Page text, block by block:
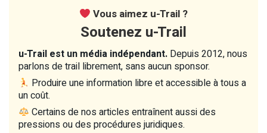
Vous aimez u-Trail ?
Soutenez u-Trail
u-Trail est un média indépendant. Depuis 2012, nous
parlons de trail librement, sans aucun sponsor.
Produire une information libre et accessible à tous a
un coût.
Certains de nos articles entraînent aussi des
pressions ou des procédures juridiques.